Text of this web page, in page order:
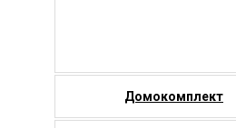
Домокомплект